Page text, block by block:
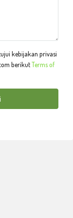
kebijakan privasi
berikutTerms of